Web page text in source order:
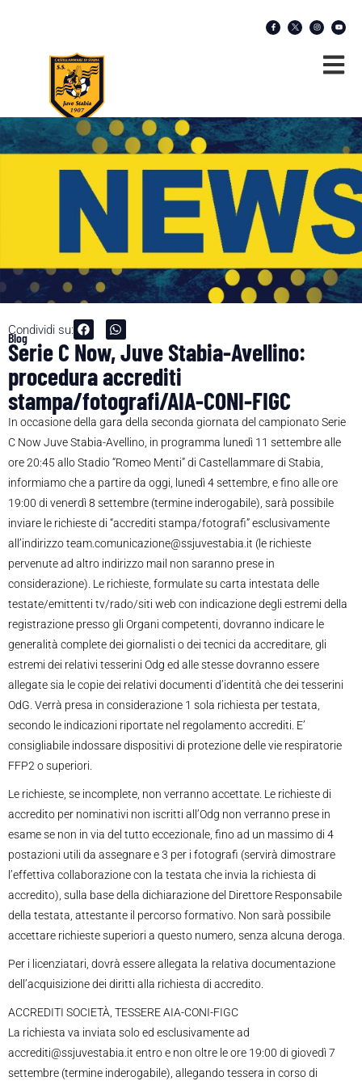
Condividi su:
Blog
Serie C Now, Juve Stabia-Avellino:
procedura accrediti
stampa/fotografi/AIA-CONI-FIGC
In occasione della gara della seconda giornata del campionato Serie
C Now Juve Stabia-Avellino, in programma lunedì 11 settembre alle
ore 20:45 allo Stadio “Romeo Menti” di Castellammare di Stabia,
informiamo che a partire da oggi, lunedì 4 settembre, e fino alle ore
19:00 di venerdì 8 settembre (termine inderogabile), sarà possibile
inviare le richieste di “accrediti stampa/fotografi” esclusivamente
all’indirizzo team.comunicazione@ssjuvestabia.it (le richieste
pervenute ad altro indirizzo mail non saranno prese in
considerazione). Le richieste, formulate su carta intestata delle
testate/emittenti tv/rado/siti web con indicazione degli estremi della
registrazione presso gli Organi competenti, dovranno indicare le
generalità complete dei giornalisti o dei tecnici da accreditare, gli
estremi dei relativi tesserini Odg ed alle stesse dovranno essere
allegate sia le copie dei relativi documenti d’identità che dei tesserini
OdG. Verrà presa in considerazione 1 sola richiesta per testata,
secondo le indicazioni riportate nel regolamento accrediti. E’
consigliabile indossare dispositivi di protezione delle vie respiratorie
FFP2 o superiori.
Le richieste, se incomplete, non verranno accettate. Le richieste di
accredito per nominativi non iscritti all’Odg non verranno prese in
esame se non in via del tutto eccezionale, fino ad un massimo di 4
postazioni utili da assegnare e 3 per i fotografi (servirà dimostrare
l’effettiva collaborazione con la testata che invia la richiesta di
accredito), sulla base della dichiarazione del Direttore Responsabile
della testata, attestante il percorso formativo. Non sarà possibile
accettare richieste superiori a questo numero, senza alcuna deroga.
Per i licenziatari, dovrà essere allegata la relativa documentazione
dell’acquisizione dei diritti alla richiesta di accredito.
ACCREDITI SOCIETÀ, TESSERE AIA-CONI-FIGC
La richiesta va inviata solo ed esclusivamente ad
accrediti@ssjuvestabia.it entro e non oltre le ore 19:00 di giovedì 7
settembre (termine inderogabile), allegando tessera in corso di